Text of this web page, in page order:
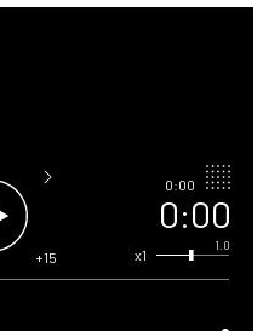
0:00
0:00
1.0
x1
+15